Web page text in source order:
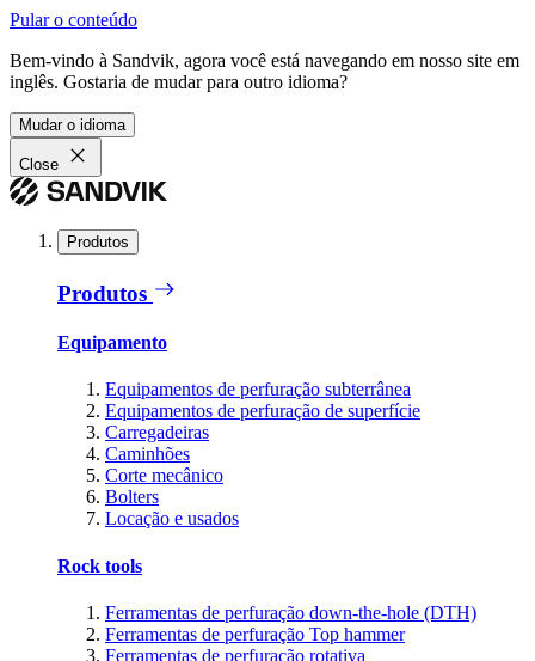
Pular o conteúdo
Bem-vindo à Sandvik, agora você está navegando em nosso site em
inglês. Gostaria de mudar para outro idioma?
Mudar o idioma
Close
Produtos
Produtos
Equipamento
Equipamentos de perfuração subterrânea
Equipamentos de perfuração de superfície
Carregadeiras
Caminhões
Corte mecânico
Bolters
Locação e usados
Rock tools
Ferramentas de perfuração down-the-hole (DTH)
Ferramentas de perfuração Top hammer
Ferramentas de perfuração rotativa